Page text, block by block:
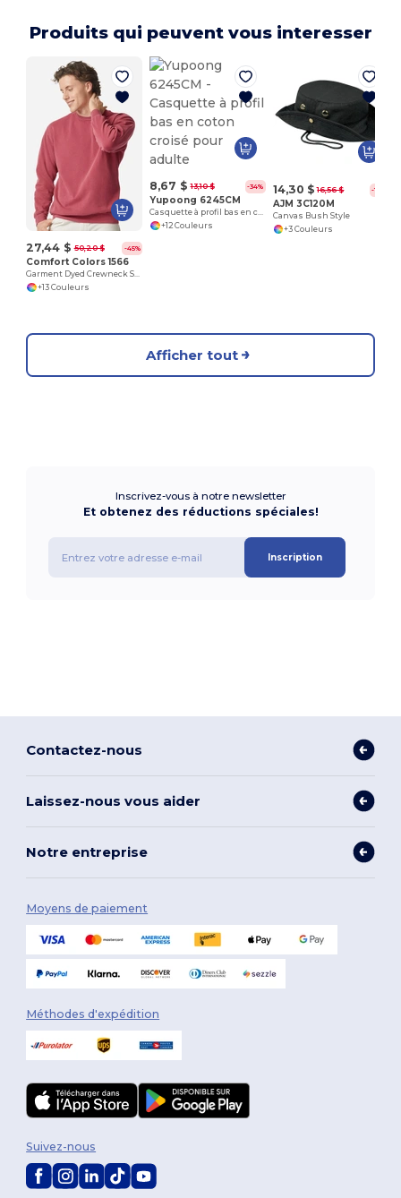
Produits qui peuvent vous interesser
27,44 $ 50,20 $ -45%
Comfort Colors 1566
Garment Dyed Crewneck Sweatshirt
+13 Couleurs
8,67 $ 13,10 $ -34%
Yupoong 6245CM
Casquette à profil bas en coton croisé pour adulte
+12 Couleurs
14,30 $ 16,56 $ -14%
AJM 3C120M
Canvas Bush Style
+3 Couleurs
Afficher tout
Inscrivez-vous à notre newsletter
Et obtenez des réductions spéciales!
Inscription
Contactez-nous
Laissez-nous vous aider
Notre entreprise
Moyens de paiement
Méthodes d'expédition
Suivez-nous